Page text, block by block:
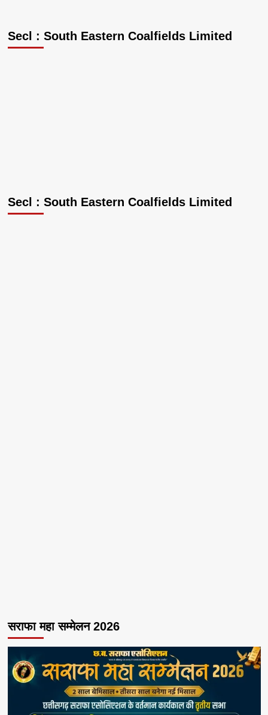
Secl : South Eastern Coalfields Limited
Secl : South Eastern Coalfields Limited
सराफा महा सम्मेलन 2026